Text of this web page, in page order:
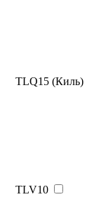
TLQ15 (Киль)
TLV10